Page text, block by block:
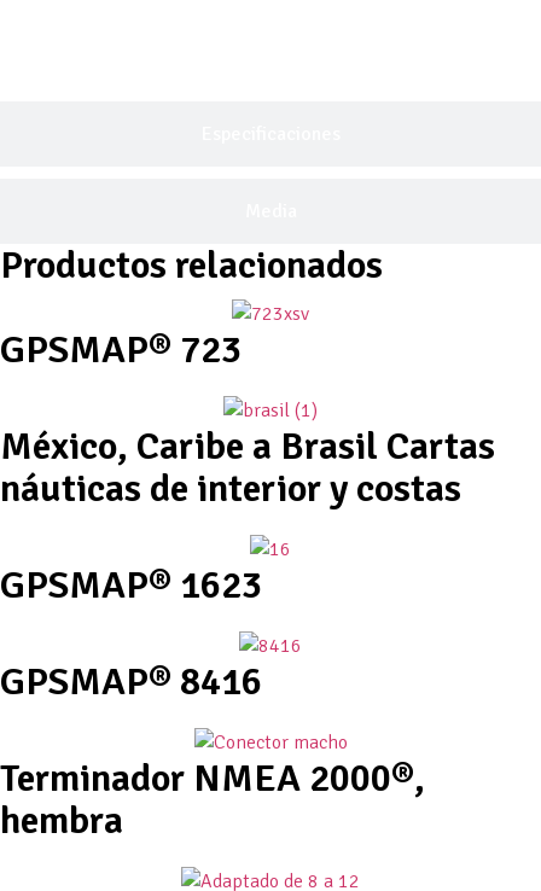
Productos relacionados
GPSMAP® 723
México, Caribe a Brasil Cartas
náuticas de interior y costas
GPSMAP® 1623
GPSMAP® 8416
Terminador NMEA 2000®,
hembra